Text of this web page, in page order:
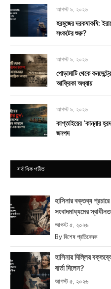
আগস্ট ৯, ২০২৬
হরমুজের দরকষাকষি:
সংকটের শুরু?
আগস্ট ৯, ২০২৬
পোড়ামাটি থেকে
আফ্রিকা অধ্যায়
আগস্ট ৯, ২০২৬
কাপ্তাইয়ের ‘কান্নার
জনপদ
সর্বাধিক পঠিত
হাসিনার বক্তব্য
সংবাদমাধ্যমের
আগস্ট ৫, ২০২৬
By বিশেষ প্রতিবেদক
হাসিনার দিল্লির
বার্তা দিলেন?
আগস্ট ৫, ২০২৬